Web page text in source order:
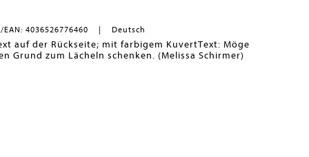
EAN: 4036526776460 Deutsch
auf der Rückseite; mit farbigem KuvertText: Möge
Grund zum Lächeln schenken. (Melissa Schirmer)